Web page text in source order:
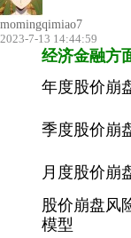
momingqimiao7
2023-7-13 14:44:59
经济金融方
年度股价崩
季度股价崩
月度股价崩
股价崩盘风
模型